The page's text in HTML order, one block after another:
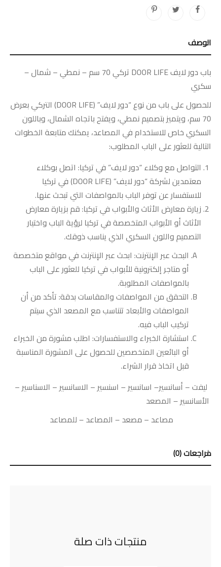
الوصف
باب دور لايف DOOR LIFE تركي 70 سم – نمطي – شمال –
سكري
للحصول على باب من نوع “دور لايف” (DOOR LIFE) التركي بعرض
70 سم، ويتميز بتصميم نمطي، ويفتح باتجاه الشمال، وباللون
السكري خاص للاستخدام في المصاعد، يمكنك متابعة الخطوات
التالية للعثور على الباب المطلوب:
التواصل مع وكلاء “دور لايف” في تركيا: اتصل بوكلاء
معتمدين لشركة “دور لايف” (DOOR LIFE) في تركيا
للاستفسار عن توفر الباب بالمواصفات التي تبحث عنها.
زيارة معارض الأثاث والأبواب في تركيا: قم بزيارة معارض
الأثاث أو الأبواب المتخصصة في تركيا لرؤية الباب واختيار
التصميم واللون السكري الذي يناسب ذوقك.
البحث عبر الإنترنت: ابحث عبر الإنترنت في مواقع متخصصة
أو متاجر إلكترونية للأبواب في تركيا للعثور على الباب
بالمواصفات المطلوبة.
التحقق من المواصفات والمقاسات بدقة: تأكد من أن
المواصفات والأبعاد تتناسب مع المصعد الذي سيتم
تركيب الباب فيه.
استشارة الخبراء والاستفسارات: اطلب مشورة من الخبراء
أو البائعين المتخصصين للحصول على المشورة المناسبة
قبل اتخاذ قرار الشراء.
ليفت– أسانسير– اسانسير– اسنسير– الاسانسير– الاسناسير–
الأسانسير– المصعد
مصاعد – مصعد – المصاعد – للمصاعد
مراجعات (0)
منتجات ذات صلة